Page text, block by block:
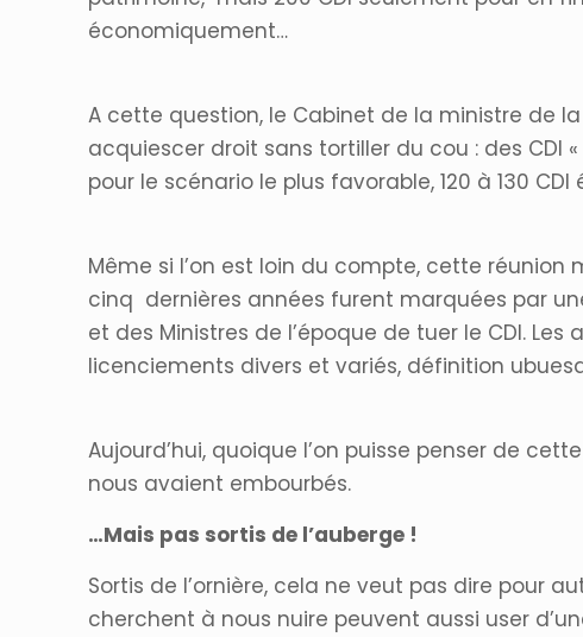
économiquement…
A cette question, le Cabinet de la ministre de
acquiescer droit sans tortiller du cou : des CDI «
pour le scénario le plus favorable, 120 à 130 CDI
Même si l’on est loin du compte, cette
cinq dernières années furent marquées par
et des Ministres de l’époque de tuer le CDI.
licenciements divers et variés, définition
Aujourd’hui, quoique l’on puisse penser de
nous avaient embourbés.
…Mais pas sortis de l’auberge !
Sortis de l’ornière, cela ne veut pas dire pour
cherchent à nous nuire peuvent aussi user